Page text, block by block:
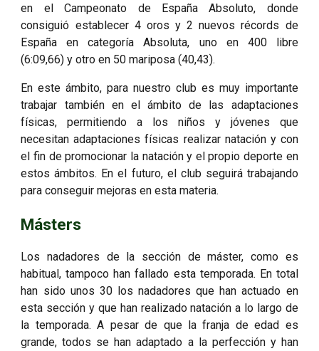
en el Campeonato de España Absoluto, donde
consiguió establecer 4 oros y 2 nuevos récords de
España en categoría Absoluta, uno en 400 libre
(6:09,66) y otro en 50 mariposa (40,43).
En este ámbito, para nuestro club es muy importante
trabajar también en el ámbito de las adaptaciones
físicas, permitiendo a los niños y jóvenes que
necesitan adaptaciones físicas realizar natación y con
el fin de promocionar la natación y el propio deporte en
estos ámbitos. En el futuro, el club seguirá trabajando
para conseguir mejoras en esta materia.
Másters
Los nadadores de la sección de máster, como es
habitual, tampoco han fallado esta temporada. En total
han sido unos 30 los nadadores que han actuado en
esta sección y que han realizado natación a lo largo de
la temporada. A pesar de que la franja de edad es
grande, todos se han adaptado a la perfección y han